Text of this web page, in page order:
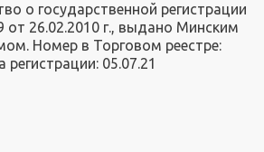
о государственной регистрации
26.02.2010 г., выдано Минским
Номер в Торговом реестре:
регистрации: 05.07.21